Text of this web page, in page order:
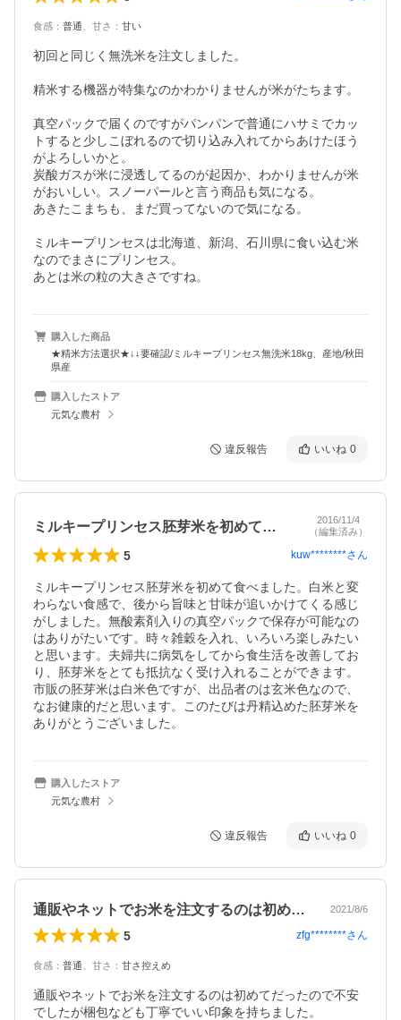
食感 ： 普通 甘さ ： 甘い
初回と同じく無洗米を注文しました。
精米する機器が特集なのかわかりませんが米がたちます。
真空パックで届くのですがパンパンで普通にハサミでカッ
トすると少しこぼれるので切り込み入れてからあけたほう
がよろしいかと。
炭酸ガスが米に浸透してるのが起因か、わかりませんが米
がおいしい。スノーパールと言う商品も気になる。
あきたこまちも、まだ買ってないので気になる。
ミルキープリンセスは北海道、新潟、石川県に食い込む米
なのでまさにプリンセス。
あとは米の粒の大きさですね。
購入した商品
★精米方法選択★↓↓要確認/ミルキープリンセス無洗米18kg、産地/秋田
県産
購入したストア
元気な農村
違反報告 いいね 0
ミルキープリンセス胚芽米を初めて食べま…
2016/11/4
（編集済み）
5 kuw********さん
ミルキープリンセス胚芽米を初めて食べました。白米と変
わらない食感で、後から旨味と甘味が追いかけてくる感じ
がしました。無酸素剤入りの真空パックで保存が可能なの
はありがたいです。時々雑穀を入れ、いろいろ楽しみたい
と思います。夫婦共に病気をしてから食生活を改善してお
り、胚芽米をとても抵抗なく受け入れることができます。
市販の胚芽米は白米色ですが、出品者のは玄米色なので、
なお健康的だと思います。このたびは丹精込めた胚芽米を
ありがとうございました。
購入したストア
元気な農村
違反報告 いいね 0
通販やネットでお米を注文するのは初めて… 2021/8/6
5 zfg********さん
食感 ： 普通 甘さ ： 甘さ控えめ
通販やネットでお米を注文するのは初めてだったので不安
でしたが梱包なども丁寧でいい印象を持ちました。